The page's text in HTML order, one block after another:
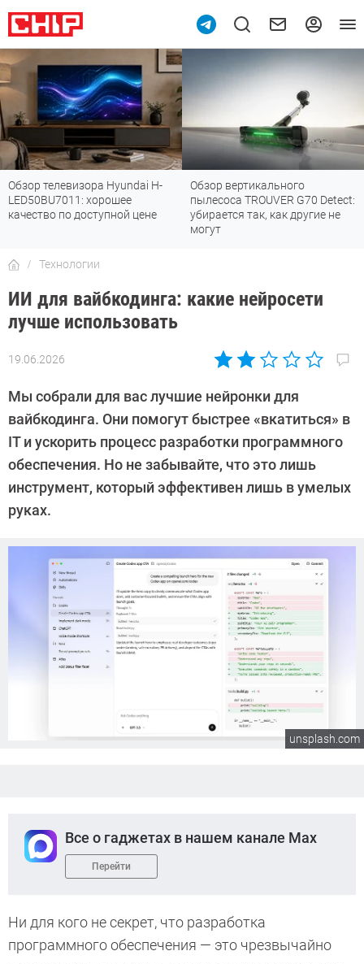
Обзор вертикального
пылесоса TROUVER G70 Detect:
убирается так, как другие не
Топ-8 недорогих роутеров с Wi-
Fi 7: все «плюшки» последнего
стандарта
Технологии
ИИ для вайбкодинга: какие нейросети
лучше использовать
19.06.2026
Автор:
Мы собрали для вас лучшие нейронки для
вайбкодинга. Они помогут быстрее «вкатиться» в
IT и ускорить процесс разработки программного
обеспечения. Но не забывайте, что это лишь
инструмент, который эффективен лишь в умелых
руках.
unsplash.com
Все о гаджетах в нашем канале Max
Перейти
Ни для кого не секрет, что разработка
программного обеспечения — это чрезвычайно